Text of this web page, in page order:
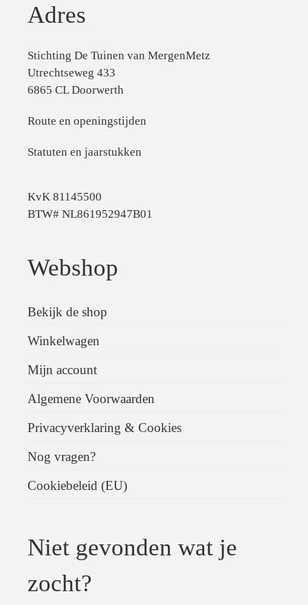
Adres
Stichting De Tuinen van MergenMetz
Utrechtseweg 433
6865 CL Doorwerth
Route en openingstijden
Statuten en jaarstukken
KvK 81145500
BTW# NL861952947B01
Webshop
Bekijk de shop
Winkelwagen
Mijn account
Algemene Voorwaarden
Privacyverklaring & Cookies
Nog vragen?
Cookiebeleid (EU)
Niet gevonden wat je
zocht?